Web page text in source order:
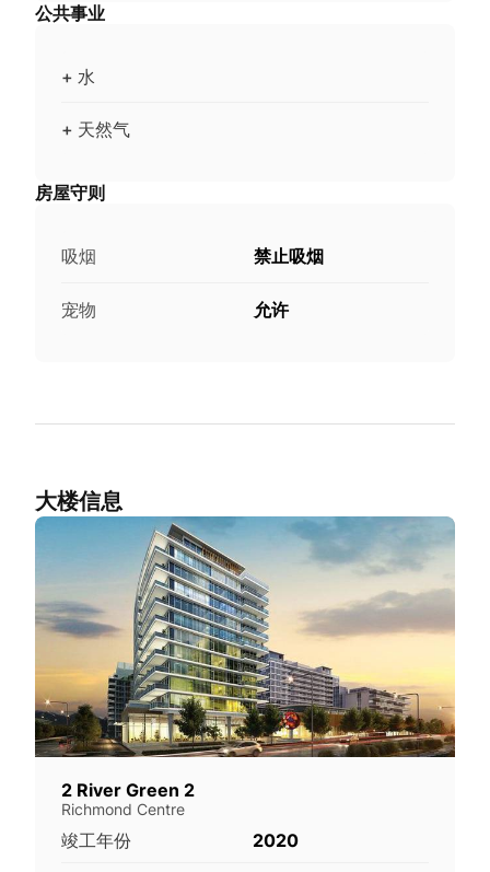
公共事业
+ 水
+ 天然气
房屋守则
吸烟 禁止吸烟
宠物 允许
大楼信息
2 River Green 2
Richmond Centre
竣工年份 2020